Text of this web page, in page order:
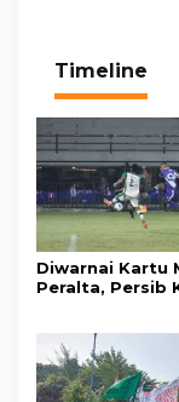
Timeline
Diwarnai Kartu
Peralta, Persib